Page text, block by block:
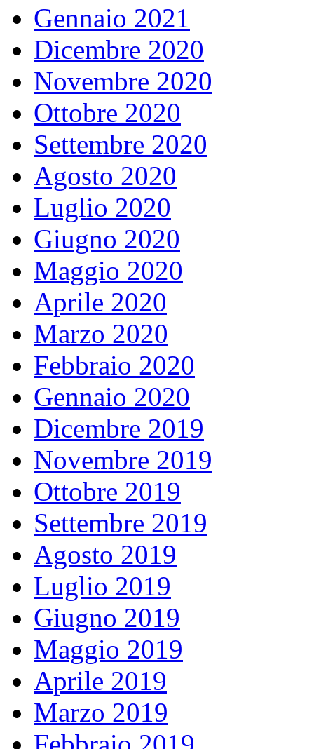
Gennaio 2021
Dicembre 2020
Novembre 2020
Ottobre 2020
Settembre 2020
Agosto 2020
Luglio 2020
Giugno 2020
Maggio 2020
Aprile 2020
Marzo 2020
Febbraio 2020
Gennaio 2020
Dicembre 2019
Novembre 2019
Ottobre 2019
Settembre 2019
Agosto 2019
Luglio 2019
Giugno 2019
Maggio 2019
Aprile 2019
Marzo 2019